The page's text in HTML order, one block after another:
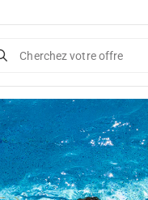
Cherchez votre offre